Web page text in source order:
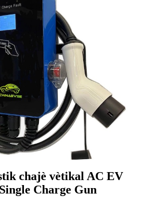
chajè vètikal AC EV
Charge Gun